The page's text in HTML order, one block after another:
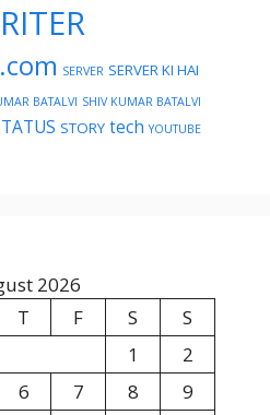
SERVER SERVER KI HAI
BATALVI SHIV KUMAR BATALVI
STORY tech YOUTUBE
2026
T F S
S
1
2
6 7 8
9